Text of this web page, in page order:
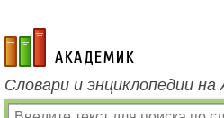
academic.ru
Словари и энциклопедии на